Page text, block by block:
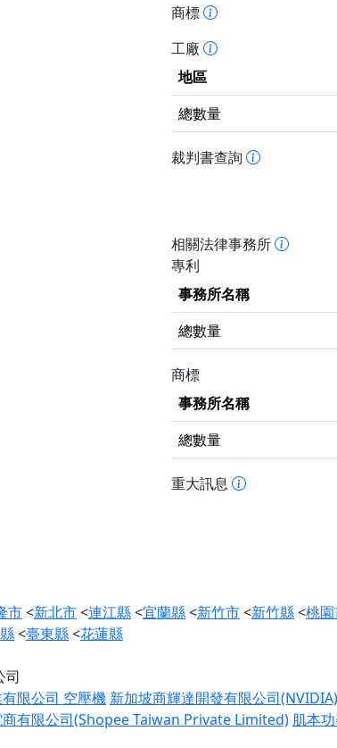
商標
工廠
地區
總數量
裁判書查詢
相關法律事務所
專利
事務所名稱
總數量
商標
事務所名稱
總數量
重大訊息
市<新北市<連江縣<宜蘭縣<新竹市<新竹縣<桃
<臺東縣<花蓮縣
司
限公司 空壓機 新加坡商輝達開發有限公司(NVIDIA)
有限公司(Shopee Taiwan Private Limited) 肌本